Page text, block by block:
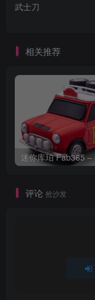
武士刀
相关推荐
评论 抢沙发